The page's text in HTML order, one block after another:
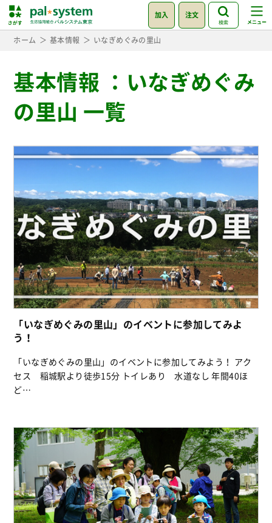
加入 注文
検索
ホーム 基本情報 いなぎめぐみの里山
基本情報 ： いなぎめぐみ
の里山 一覧
「いなぎめぐみの里山」のイベントに参加してみよ
う！
「いなぎめぐみの里山」のイベントに参加してみよう！ アク
セス 稲城駅より徒歩15分 トイレあり 水道なし 年間40ほ
ど…